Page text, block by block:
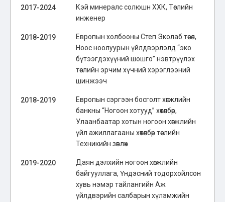
2017-2024
Кэй минералс солюшн ХХК, Төслийн
инженер
2018-2019
Европын холбооны Степ Эколаб төсөл,
Ноос ноолуурын үйлдвэрлэлд “эко
бүтээгдэхүүний шошго” нэвтрүүлэх
төслийн эрчим хүчний хэрэглээний
шинжээч
2018-2019
Европын сэргээн босголт хөгжлийн
банкны “Ногоон хотууд” хөтөлбөр,
Улаанбаатар хотын ногоон хөгжлийн
үйл ажиллагааны хөтөлбөр төслийн
Техникийн зөвлөх
2019-2020
Даян дэлхийн ногоон хөгжлийн
байгууллага, Үндэсний тодорхойлсон
хувь нэмэр тайлангийн Аж
үйлдвэрийн салбарын хүлэмжийн